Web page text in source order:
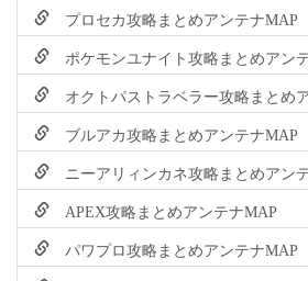
プロセカ攻略まとめアンテナMAP
ポケモンユナイト攻略まとめアン
オクトパストラベラー攻略まとめ
ブルアカ攻略まとめアンテナMAP
ニーアリィンカネ攻略まとめアン
APEX攻略まとめアンテナMAP
パワプロ攻略まとめアンテナMAP